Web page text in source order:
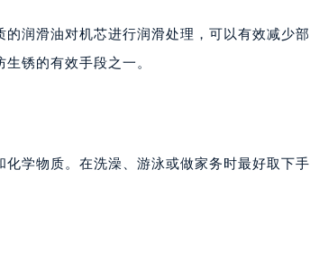
室（需提前预约）
（需提前预约）
提前预约）
润滑油对机芯进行润滑处理，可以有效减少部
锈的有效手段之一。
学物质。在洗澡、游泳或做家务时最好取下手